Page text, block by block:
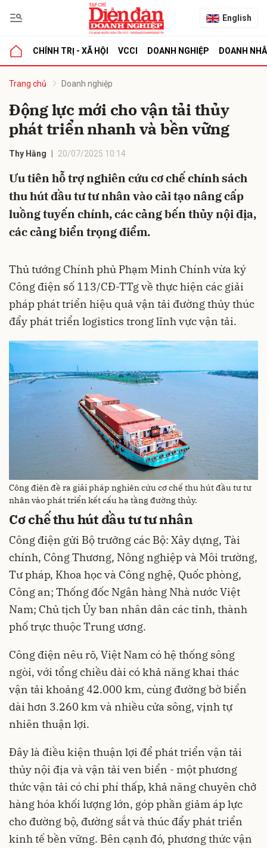
English
CHÍNH TRỊ - XÃ HỘI VCCI DOANH NGHIỆP DOANH
Trang chủ Doanh nghiệp
Động lực mới cho vận tải thủy
phát triển nhanh và bền vững
Thy Hằng 20/07/2025 10:14
Ưu tiên hỗ trợ nghiên cứu cơ chế chính sách
thu hút đầu tư tư nhân vào cải tạo nâng cấp
luồng tuyến chính, các cảng bến thủy nội địa,
các cảng biển trọng điểm.
Thủ tướng Chính phủ Phạm Minh Chính vừa ký
Công điện số 113/CĐ-TTg về thực hiện các giải
pháp phát triển hiệu quả vận tải đường thủy thúc
đẩy phát triển logistics trong lĩnh vực vận tải.
Công điện đề ra giải pháp nghiên cứu cơ chế thu hút đầu tư tư
nhân vào phát triển kết cấu hạ tầng đường thủy.
Cơ chế thu hút đầu tư tư nhân
Công điện gửi Bộ trưởng các Bộ: Xây dựng, Tài
chính, Công Thương, Nông nghiệp và Môi trường,
Tư pháp, Khoa học và Công nghệ, Quốc phòng,
Công an; Thống đốc Ngân hàng Nhà nước Việt
Nam; Chủ tịch Ủy ban nhân dân các tỉnh, thành
phố trực thuộc Trung ương.
Công điện nêu rõ, Việt Nam có hệ thống sông
ngòi, với tổng chiều dài có khả năng khai thác
vận tải khoảng 42.000 km, cùng đường bờ biển
dài hơn 3.260 km và nhiều cửa sông, vịnh tự
nhiên thuận lợi.
Đây là điều kiện thuận lợi để phát triển vận tải
thủy nội địa và vận tải ven biển - một phương
thức vận tải có chi phí thấp, khả năng chuyên chở
hàng hóa khối lượng lớn, góp phần giảm áp lực
cho đường bộ, đường sắt và thúc đẩy phát triển
kinh tế bền vững. Bên cạnh đó, phương thức vận
luận
Hủy